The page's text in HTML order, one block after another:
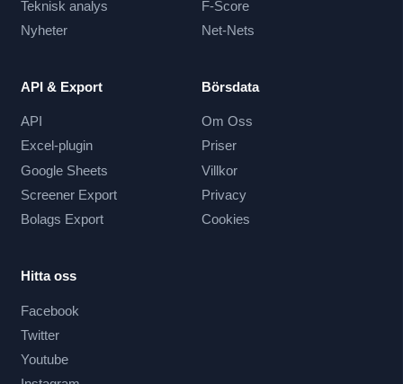
Teknisk analys
Nyheter
F-Score
Net-Nets
API & Export
API
Excel-plugin
Google Sheets
Screener Export
Bolags Export
Börsdata
Om Oss
Priser
Villkor
Privacy
Cookies
Hitta oss
Facebook
Twitter
Youtube